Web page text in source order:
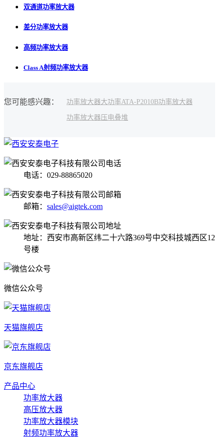
双通道功率放大器
差分功率放大器
高频功率放大器
Class A射频功率放大器
您可能感兴趣： 功率放大器大功率ATA-P2010B功率放大器
功率放大器压电叠堆
电话：029-88865020
邮箱： sales@aigtek.com
地址：西安市高新区纬二十六路369号中交科技城西区12
号楼
微信公众号
天猫旗舰店
京东旗舰店
产品中心
功率放大器
高压放大器
功率放大器模块
射频功率放大器